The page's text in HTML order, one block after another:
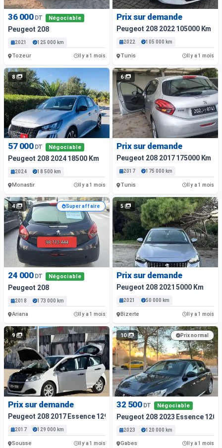
36 000 DT Négociable
Peugeot 208
2021 125 000 km
Tozeur Il y a 1 mois
Prix sur demande
Peugeot 208 2022 105000 Km
2022 105 000 km
Tunis Il y a 1 mois
8
57 000 DT Négociable
Peugeot 208 2024 18500 Km
2024 18 500 km
Monastir Il y a 1 mois
6
Prix sur demande
Peugeot 208 2017 175000 Km
2017 175 000 km
Tunis Il y a 1 mois
4 Super affaire
24 000 DT Négociable
Peugeot 208
2018 173 000 km
Ariana Il y a 1 mois
5
Prix sur demande
Peugeot 208 2021 5000 Km
2021 50 000 km
Bizerte Il y a 1 mois
9
Prix sur demande
Peugeot 208 2017 Essence 129 000 Km
2017 129 000 km
Sousse Il y a 1 mois
10 Prix normal
32 500 DT Négociable
Peugeot 208 2023 Essence 120
2023 120 000 km
Gabes Il y a 1 mois